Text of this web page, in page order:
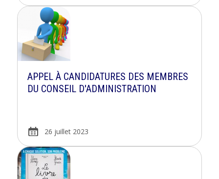
APPEL À CANDIDATURES DES MEMBRES
DU CONSEIL D'ADMINISTRATION
26 juillet 2023